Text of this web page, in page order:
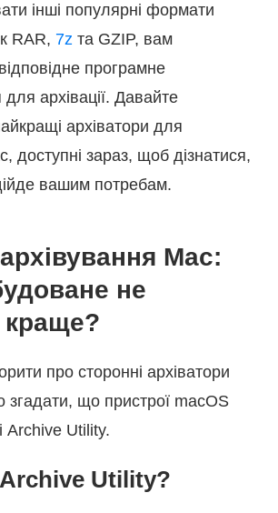
інші популярні формати
RAR, 7z та GZIP, вам
програмне
архівації. Давайте
архіватори для
доступні зараз, щоб дізнатися,
вашим потребам.
Mac:
не
краще?
про сторонні архіватори
згадати, що пристрої macOS
Archive Utility.
Utility?